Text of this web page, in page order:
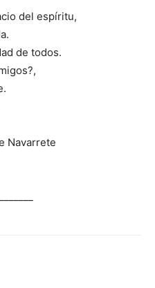
del espíritu,
de todos.
Navarrete